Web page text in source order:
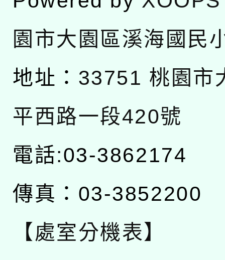
園市大園區溪海國民
地址： 33751 桃園市
平西路一段420號
電話:03-3862174
傳真：03-3852200
【處室分機表】